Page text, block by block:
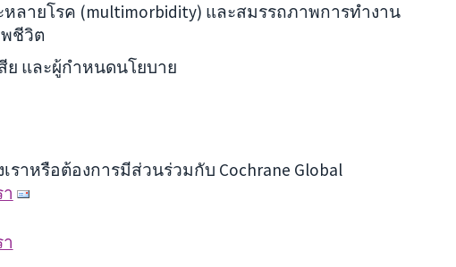
ลายโรค (multimorbidity) และสมรรถภาพการทำงาน
ชีวิต
และผู้กำหนดนโยบาย
าหรือต้องการมีส่วนร่วมกับ Cochrane Global